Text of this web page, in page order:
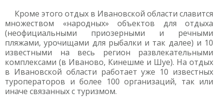
Кроме этого отдых в Ивановской области славится
множеством «народных» объектов для отдыха
(неофициальными приозерными и речными
пляжами, урочищами для рыбалки и так далее) и 10
известными на весь регион развлекательными
комплексами (в Иваново, Кинешме и Шуе). На отдых
в Ивановской области работает уже 10 известных
туроператоров и более 100 организаций, так или
иначе связанных с туризмом.